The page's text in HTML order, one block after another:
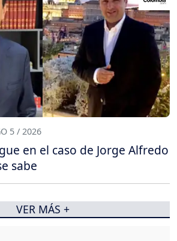
5 / 2026
en el caso de Jorge Alfredo
sabe
VER MÁS +